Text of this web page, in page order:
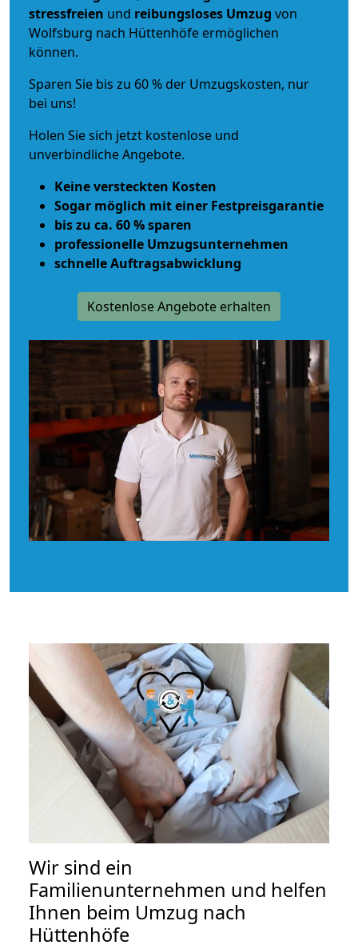
stressfreien und reibungsloses Umzug von
Wolfsburg nach Hüttenhöfe ermöglichen
können.
Sparen Sie bis zu 60 % der Umzugskosten, nur
bei uns!
Holen Sie sich jetzt kostenlose und
unverbindliche Angebote.
Keine versteckten Kosten
Sogar möglich mit einer Festpreisgarantie
bis zu ca. 60 % sparen
professionelle Umzugsunternehmen
schnelle Auftragsabwicklung
Kostenlose Angebote erhalten
Wir sind ein
Familienunternehmen und helfen
Ihnen beim Umzug nach
Hüttenhöfe